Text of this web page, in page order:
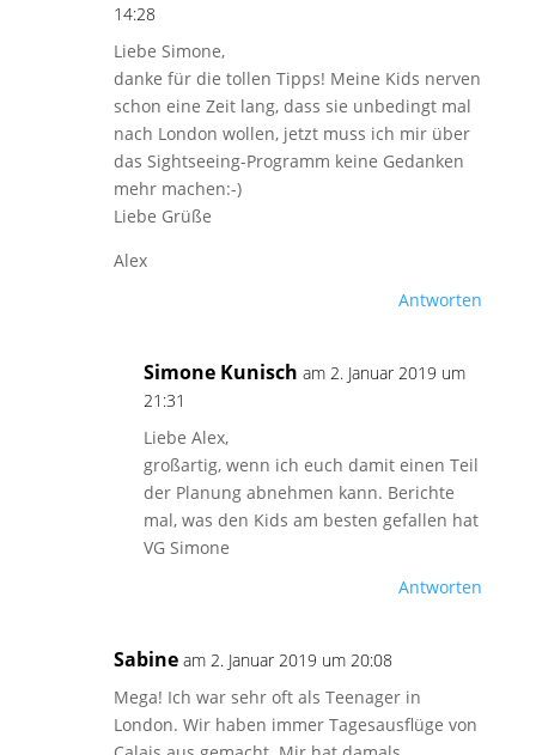
14:28
Liebe Simone,
danke für die tollen Tipps! Meine Kids nerven
schon eine Zeit lang, dass sie unbedingt mal
nach London wollen, jetzt muss ich mir über
das Sightseeing-Programm keine Gedanken
mehr machen:-)
Liebe Grüße
Alex
Antworten
Simone Kunisch am 2. Januar 2019 um
21:31
Liebe Alex,
großartig, wenn ich euch damit einen Teil
der Planung abnehmen kann. Berichte
mal, was den Kids am besten gefallen hat
VG Simone
Antworten
Sabine am 2. Januar 2019 um 20:08
Mega! Ich war sehr oft als Teenager in
London. Wir haben immer Tagesausflüge von